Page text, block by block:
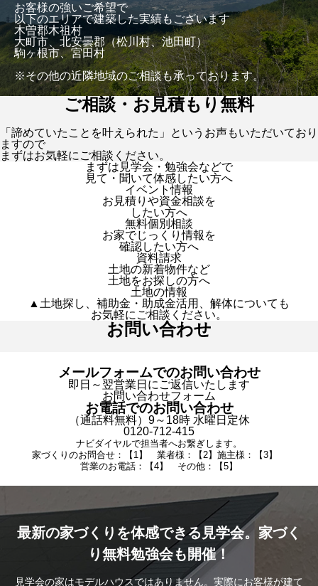
お客様の強いご希望で
以下のエリアで建築した実績もございます
木曽郡木祖村
大町市、北安曇郡（松川村、池田町）
駒ヶ根市、宮田村
※その他の近隣地域のご相談も承っております。
ご相談・お見積もり無料
「諦めていたことを叶えられた」というお声もいただいており
ますので
まずはお気軽にご相談ください。
まずは見学会・勉強会などで
見て・聞いて体感したい方へ
イベント情報
お見積りや資金相談を
したい方へ
無料個別相談
お家でじっくり情報を
確認したい方へ
資料請求
土地の新着物件など
土地をお探しの方へ
土地の情報
▲土地探し、補助金・助成金活用、解体についても
お気軽にご相談ください。
お問い合わせ
メールフォームでのお問い合わせ
即日～翌営業日にご返信いたします
お問い合わせフォーム
お電話でのお問い合わせ
（通話料無料）9～18時 水曜日定休
0120-712-415
ナビダイヤルで担当者へお繋ぎします。
家づくりのお問合せ：【1】 業者様：【2】施主様：【3】
営業のお電話：【4】 その他：【5】
最新の家づくりを体感できる見学会。家づく
り無料勉強会も開催！
見学会の家はモデルハウスではありません。実際にお客様が建て